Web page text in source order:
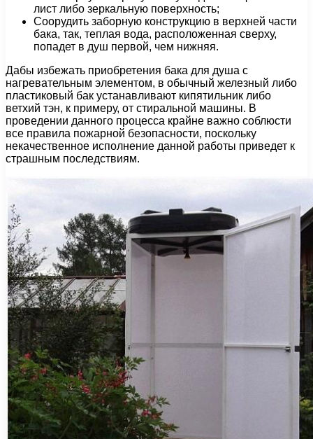
лист либо зеркальную поверхность;
Соорудить заборную конструкцию в верхней части
бака, так, теплая вода, расположенная сверху,
попадет в душ первой, чем нижняя.
Дабы избежать приобретения бака для душа с
нагревательным элементом, в обычный железный либо
пластиковый бак устанавливают кипятильник либо
ветхий тэн, к примеру, от стиральной машины. В
проведении данного процесса крайне важно соблюсти
все правила пожарной безопасности, поскольку
некачественное исполнение данной работы приведет к
страшным последствиям.